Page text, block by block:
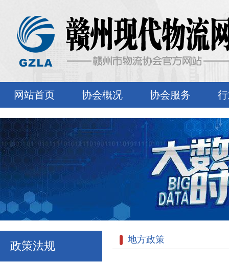
网站首页 协会概况 协会服务
政策法规 地方政策